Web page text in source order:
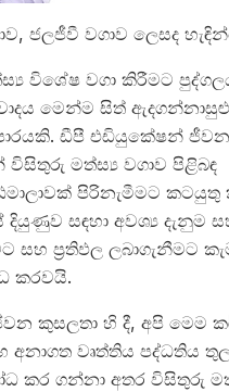
ජලජීවී වගාව ලෙසද
විශේෂ වගා කිරීමට
මෙන්ම සිත්
ඩීපී එඩියුකේෂන්
විසිතුරු මත්ස්‍ය වගාව පිළිබඳ
පිරිනැමීමට
සඳහා අවශ්‍ය දැනුම
සහ ප්‍රතිඵල ලබාගැනීමට
කරවයි.
කුසලතා හි දී, අපි මෙම
අනාගත වෘත්තිය පද්ධතිය
කර ගන්නා අතර විසිතුරු